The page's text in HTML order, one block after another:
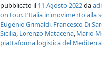
pubblicato il 11 Agosto 2022da
on tour. L’Italia in movimento alla
Eugenio Grimaldi, Francesco Di
Sicilia, Lorenzo Matacena, Mario
piattaforma logistica del